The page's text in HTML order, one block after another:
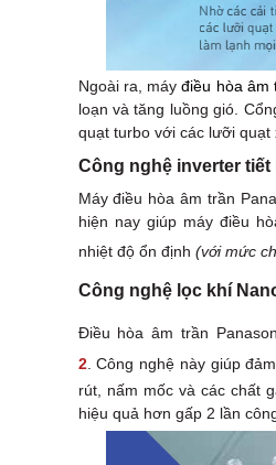
Ngoài ra, máyđiều hòa âm
loạn và tăng luồng gió.
quạt turbo với các lưỡi quạt
Công nghệ inverter
Máy điều hòa âm trần
hiện nay giúp máy điều
nhiệt độ ổn định (với mức
Công nghệ lọc khí
Điều hòa âm trần
2. Công nghệ này giúp
rút, nấm mốc và các chất
hiệu quả hơn gấp 2 lần